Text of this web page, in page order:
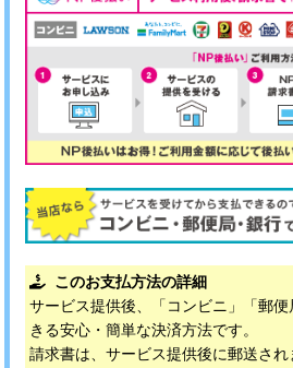
このお支払方法の詳細
サービス提供後、「コンビニ」「郵
きる安心・簡単な決済方法です。
請求書は、サービス提供後に郵送さ